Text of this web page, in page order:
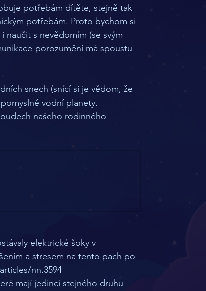
potřebám dítěte, stejně tak
potřebám. Proto bychom si
naučit s nevědomím (se svým
porozumění má spoustu
snech (snící si je vědom, že
vodní planety.
našeho rodinného
elektrické šoky v
a stresem na tento pach po
nn.3594
mají jedinci stejného druhu